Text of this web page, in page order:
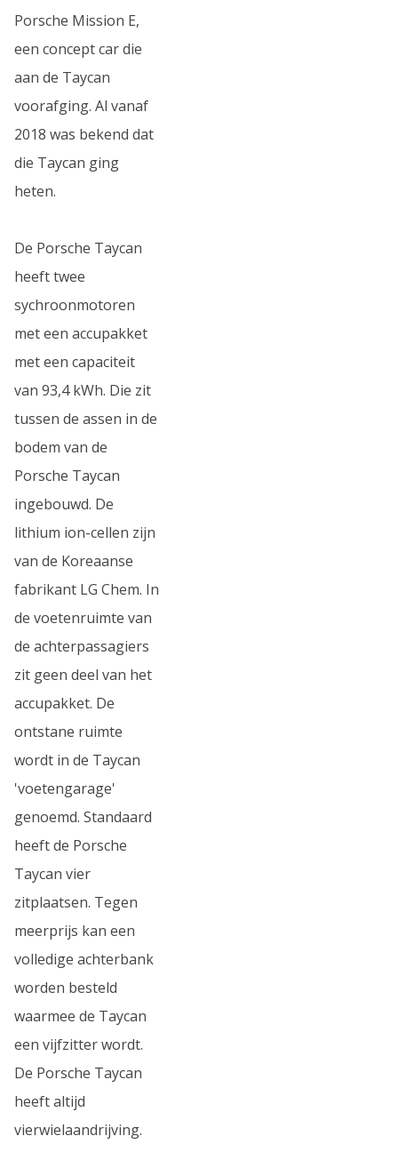
Porsche Mission E,
een concept car die
aan de Taycan
voorafging. Al vanaf
2018 was bekend dat
die Taycan ging
heten.
De Porsche Taycan
heeft twee
sychroonmotoren
met een accupakket
met een capaciteit
van 93,4 kWh. Die zit
tussen de assen in de
bodem van de
Porsche Taycan
ingebouwd. De
lithium ion-cellen zijn
van de Koreaanse
fabrikant LG Chem. In
de voetenruimte van
de achterpassagiers
zit geen deel van het
accupakket. De
ontstane ruimte
wordt in de Taycan
'voetengarage'
genoemd. Standaard
heeft de Porsche
Taycan vier
zitplaatsen. Tegen
meerprijs kan een
volledige achterbank
worden besteld
waarmee de Taycan
een vijfzitter wordt.
De Porsche Taycan
heeft altijd
vierwielaandrijving.